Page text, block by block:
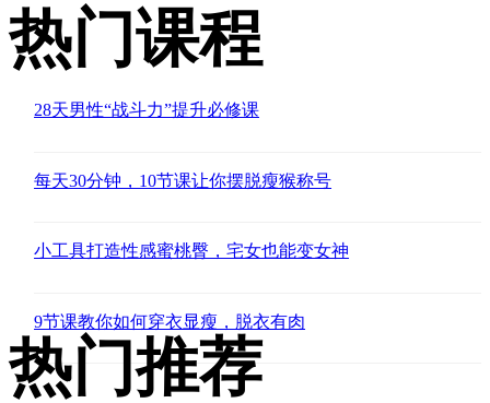
热门课程
28天男性“战斗力”提升必修课
每天30分钟，10节课让你摆脱瘦猴称号
小工具打造性感蜜桃臀，宅女也能变女神
9节课教你如何穿衣显瘦，脱衣有肉
热门推荐